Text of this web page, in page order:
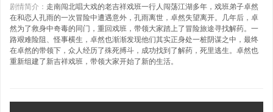
剧情简介： 走南闯北唱大戏的老吉祥戏班一行人闯荡江湖多年，戏班弟子卓然
在和恋人孔雨的一次冒险中遭遇意外，孔雨离世，卓然失望离开。几年后，卓
然为了救身中奇毒的同门，重回戏班，带领大家踏上了冒险旅途寻找解药。一
路艰难险阻、怪事横生，卓然也渐渐发现他们其实正身处一桩阴谋之中，最终
在卓然的带领下，众人经历了殊死搏斗，成功找到了解药，死里逃生。卓然也
重新组建了新吉祥戏班，带领大家开始了新的生活。